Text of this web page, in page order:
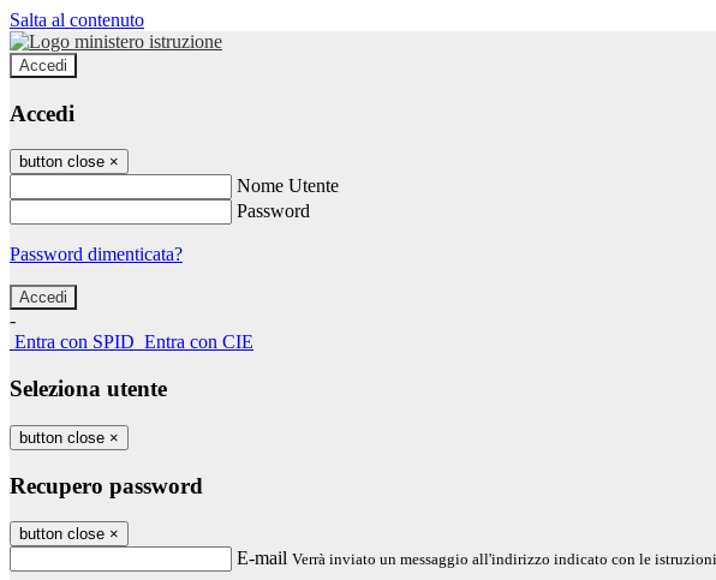
Salta al contenuto
Accedi
Accedi
button close ×
Nome Utente
Password
Password dimenticata?
-
Entra con SPID Entra con CIE
Seleziona utente
button close ×
Recupero password
button close ×
E-mail Verrà inviato un messaggio all'indirizzo indicato con le istruzioni